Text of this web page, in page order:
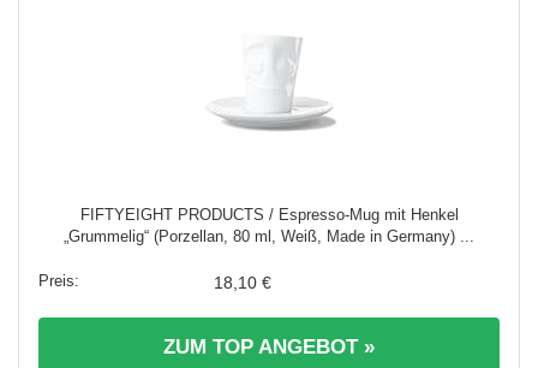
FIFTYEIGHT PRODUCTS / Espresso-Mug mit Henkel
„Grummelig“ (Porzellan, 80 ml, Weiß, Made in Germany) ...
18,10 €
ZUM TOP ANGEBOT »